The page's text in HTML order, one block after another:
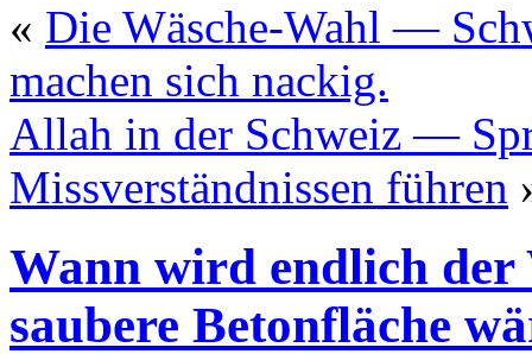
« Die Wäsche-Wahl —
machen sich nackig.
Allah in der Schweiz —
Missverständnissen führen
Wann wird endlich
saubere Betonfläche